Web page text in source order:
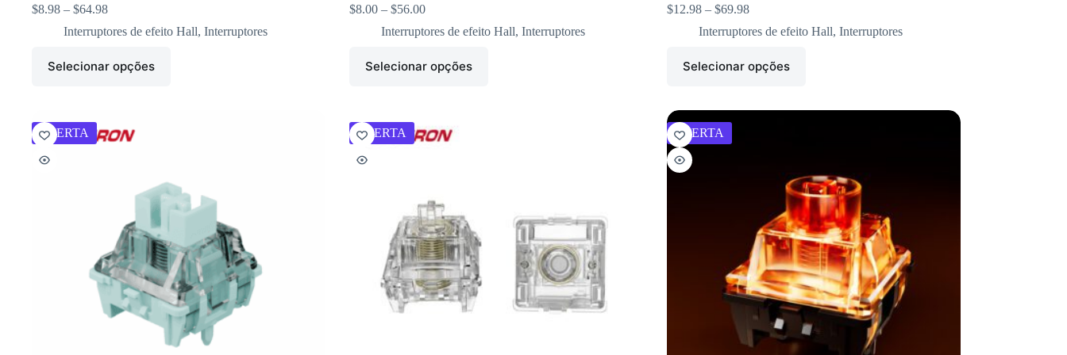
$8.98 – $64.98
Interruptores de efeito Hall, Interruptores
Selecionar opções
$8.00 – $56.00
Interruptores de efeito Hall, Interruptores
Selecionar opções
$12.98 – $69.98
Interruptores de efeito Hall, Interruptores
Selecionar opções
OFERTA OFERTA OFERTA